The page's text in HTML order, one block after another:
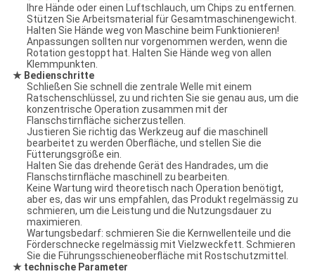
Ihre Hände oder einen Luftschlauch, um Chips zu entfernen.
Stützen Sie Arbeitsmaterial für Gesamtmaschinengewicht.
Halten Sie Hände weg von Maschine beim Funktionieren!
Anpassungen sollten nur vorgenommen werden, wenn die
Rotation gestoppt hat. Halten Sie Hände weg von allen
Klemmpunkten.
★ Bedienschritte
Schließen Sie schnell die zentrale Welle mit einem
Ratschenschlüssel, zu und richten Sie sie genau aus, um die
konzentrische Operation zusammen mit der
Flanschstirnfläche sicherzustellen.
Justieren Sie richtig das Werkzeug auf die maschinell
bearbeitet zu werden Oberfläche, und stellen Sie die
Fütterungsgröße ein.
Halten Sie das drehende Gerät des Handrades, um die
Flanschstirnfläche maschinell zu bearbeiten.
Keine Wartung wird theoretisch nach Operation benötigt,
aber es, das wir uns empfahlen, das Produkt regelmässig zu
schmieren, um die Leistung und die Nutzungsdauer zu
maximieren.
Wartungsbedarf: schmieren Sie die Kernwellenteile und die
Förderschnecke regelmässig mit Vielzweckfett. Schmieren
Sie die Führungsschieneoberfläche mit Rostschutzmittel.
★ technische Parameter